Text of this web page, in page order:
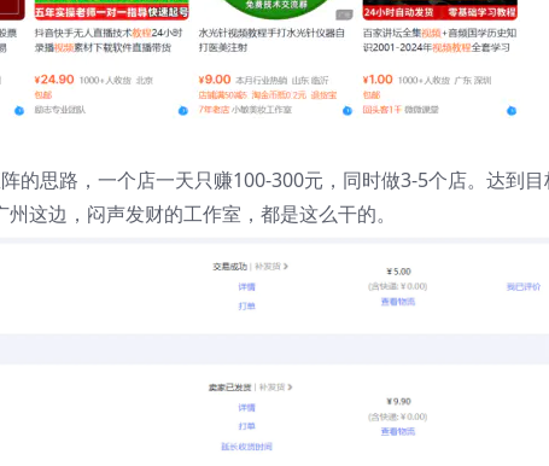
的思路，一个店一天只赚100-300元，同时做3-5个店。达到目
这边，闷声发财的工作室，都是这么干的。